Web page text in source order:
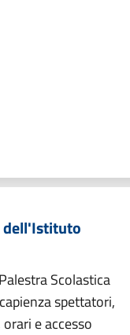
dell'Istituto
Scolastica
spettatori,
e accesso